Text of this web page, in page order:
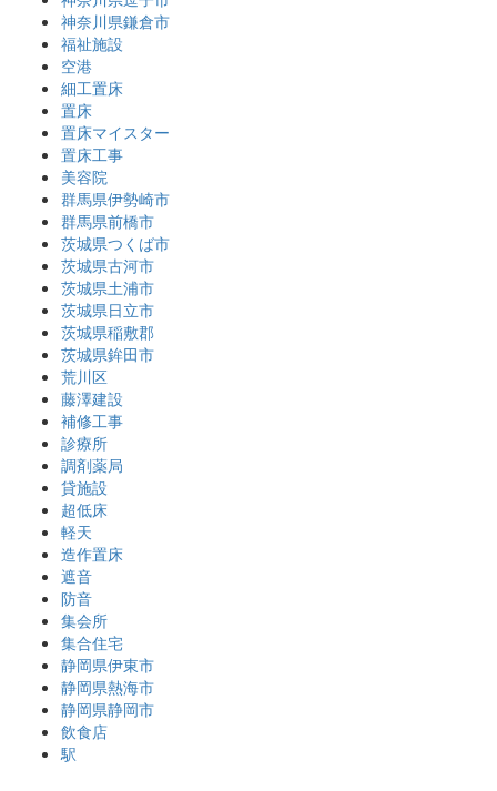
神奈川県鎌倉市
福祉施設
空港
細工置床
置床
置床マイスター
置床工事
美容院
群馬県伊勢崎市
群馬県前橋市
茨城県つくば市
茨城県古河市
茨城県土浦市
茨城県日立市
茨城県稲敷郡
茨城県鉾田市
荒川区
藤澤建設
補修工事
診療所
調剤薬局
貸施設
超低床
軽天
造作置床
遮音
防音
集会所
集合住宅
静岡県伊東市
静岡県熱海市
静岡県静岡市
飲食店
駅